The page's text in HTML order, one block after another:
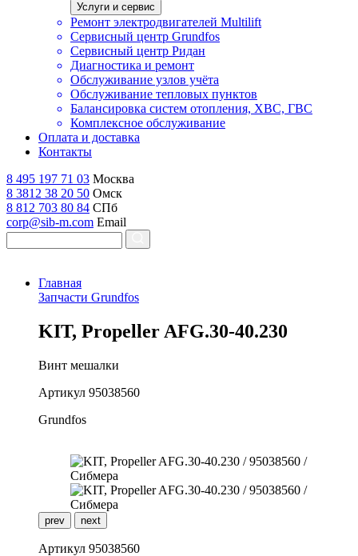
Услуги и сервис
Ремонт электродвигателей Multilift
Сервисный центр Grundfos
Сервисный центр Ридан
Диагностика и ремонт
Обслуживание узлов учёта
Обслуживание тепловых пунктов
Балансировка систем отопления, ХВС, ГВС
Комплексное обслуживание
Оплата и доставка
Контакты
8 495 197 71 03 Москва
8 3812 38 20 50 Омск
8 812 703 80 84 СПб
corp@sib-m.com Email
Главная
Запчасти Grundfos
KIT, Propeller AFG.30-40.230
Винт мешалки
Артикул 95038560
Grundfos
prev next
Артикул 95038560